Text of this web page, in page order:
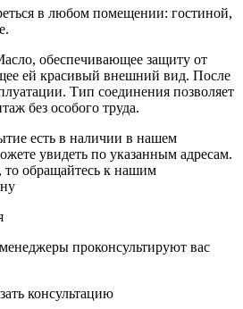
в любом помещении: гостиной,
обеспечивающее защиту от
ей красивый внешний вид. После
Тип соединения позволяет
без особого труда.
есть в наличии в нашем
увидеть по указанным адресам.
обращайтесь к нашим
проконсультируют вас
консультацию